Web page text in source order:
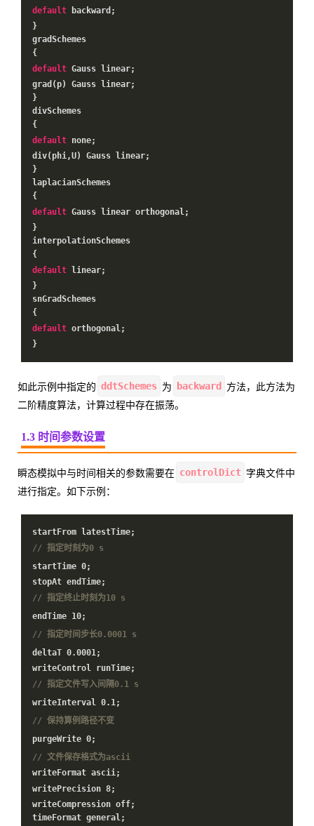
default backward;
}
gradSchemes
{
default Gauss linear;
grad(p) Gauss linear;
}
divSchemes
{
default none;
div(phi,U) Gauss linear;
}
laplacianSchemes
{
default Gauss linear orthogonal;
}
interpolationSchemes
{
default linear;
}
snGradSchemes
{
default orthogonal;
}
如此示例中指定的 ddtSchemes 为 backward
方法，此方法为
二阶精度算法，计算过程中存在振荡。
1.3 时间参数设置
瞬态模拟中与时间相关的参数需要在 controlDict 字典文件中
进行指定。如下示例：
startFrom latestTime;
// 指定时刻为0 s
startTime 0;
stopAt endTime;
// 指定终止时刻为10 s
endTime 10;
// 指定时间步长0.0001 s
deltaT 0.0001;
writeControl runTime;
// 指定文件写入间隔0.1 s
writeInterval 0.1;
// 保持算例路径不变
purgeWrite 0;
// 文件保存格式为ascii
writeFormat ascii;
writePrecision 8;
writeCompression off;
timeFormat general;